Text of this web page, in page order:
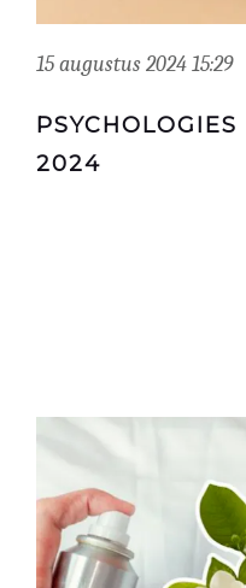
15 augustus 2024 15:29
2024